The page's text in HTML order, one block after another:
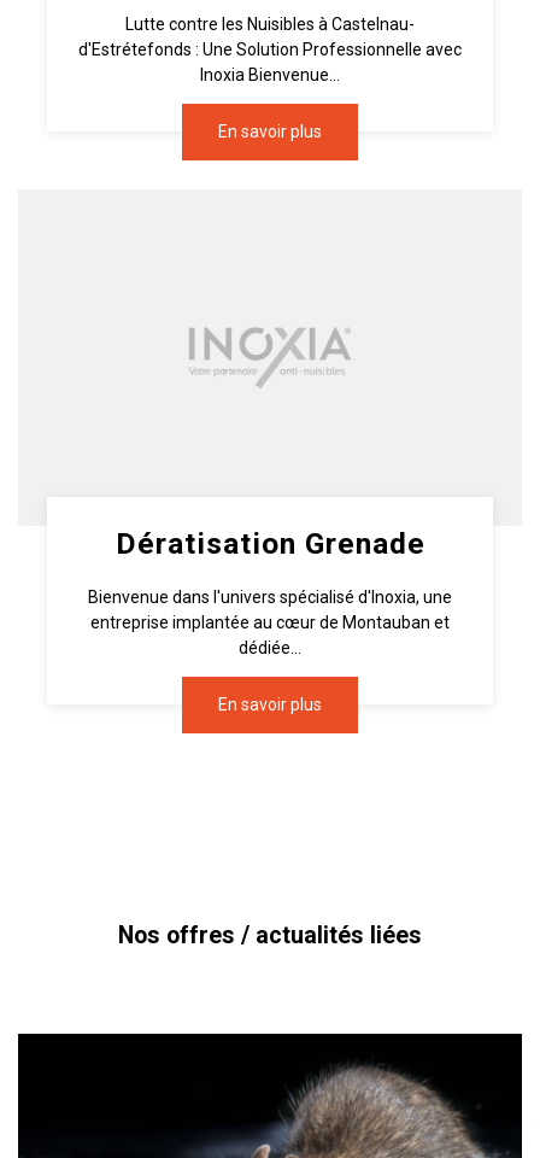
Lutte contre les Nuisibles à Castelnau-
d'Estrétefonds : Une Solution Professionnelle avec
Inoxia Bienvenue...
En savoir plus
Dératisation Grenade
Bienvenue dans l'univers spécialisé d'Inoxia, une
entreprise implantée au cœur de Montauban et
dédiée...
En savoir plus
Nos offres / actualités liées